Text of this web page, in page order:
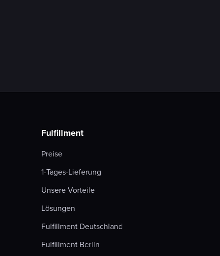
Fulfillment
Preise
1-Tages-Lieferung
Unsere Vorteile
Lösungen
Fulfillment Deutschland
Fulfillment Berlin